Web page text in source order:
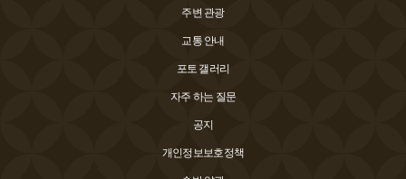
주변 관광
교통 안내
포토 갤러리
자주 하는 질문
공지
개인정보보호정책